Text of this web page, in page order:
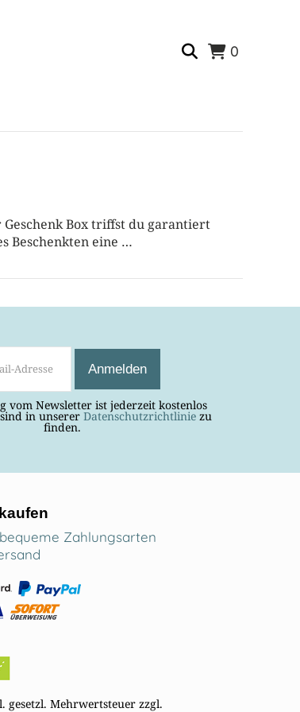
0
Box triffst du garantiert
Beschenkten eine …
vom Newsletter ist jederzeit kostenlos
in unserer Datenschutzrichtliniezu
finden.
Zahlungsarten
gesetzl. Mehrwertsteuer zzgl.